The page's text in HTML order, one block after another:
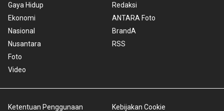
Gaya Hidup
Ekonomi
Nasional
Nusantara
Foto
Video
Redaksi
ANTARA Foto
BrandA
RSS
Ketentuan Penggunaan Kebijakan Cookie